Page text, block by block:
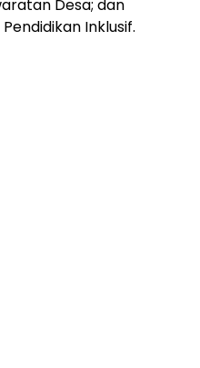
Desa; dan
Inklusif.